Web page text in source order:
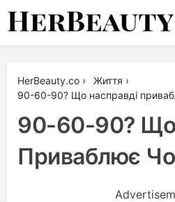
Skip
HerBeauty.co › Життя ›
90-60-90? Що насправді
90-60-90? Що
Приваблює